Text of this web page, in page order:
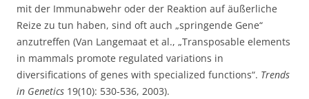
mit der Immunabwehr oder der Reaktion auf äußerliche
Reize zu tun haben, sind oft auch „springende Gene“
anzutreffen (Van Langemaat et al., „Transposable elements
in mammals promote regulated variations in
diversifications of genes with specialized functions“. Trends
in Genetics 19(10): 530-536, 2003).